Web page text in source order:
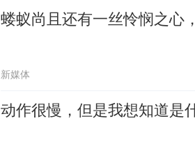
蝼蚁尚且还有一丝怜悯之心
新媒体
动作很慢，但是我想知道是